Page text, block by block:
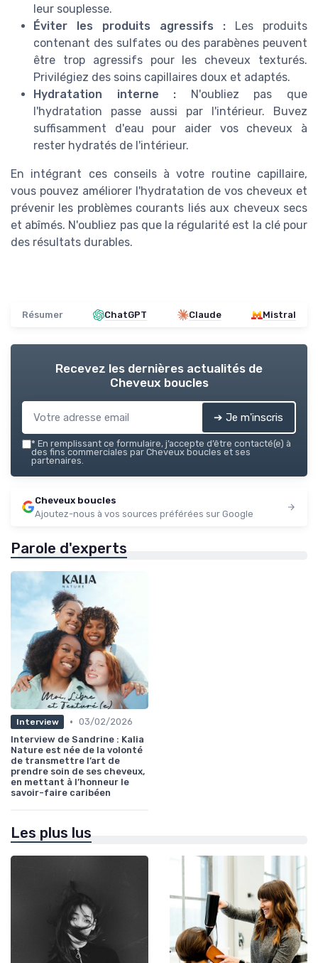
leur souplesse.
Éviter les produits agressifs : Les produits
contenant des sulfates ou des parabènes peuvent
être trop agressifs pour les cheveux texturés.
Privilégiez des soins capillaires doux et adaptés.
Hydratation interne : N'oubliez pas que
l'hydratation passe aussi par l'intérieur. Buvez
suffisamment d'eau pour aider vos cheveux à
rester hydratés de l'intérieur.
En intégrant ces conseils à votre routine capillaire,
vous pouvez améliorer l'hydratation de vos cheveux et
prévenir les problèmes courants liés aux cheveux secs
et abîmés. N'oubliez pas que la régularité est la clé pour
des résultats durables.
Résumer ChatGPT Claude Mistral
Recevez les dernières actualités de
Cheveux boucles
➔ Je m'inscris
* En remplissant ce formulaire, j’accepte d’être contacté(e) à
des fins commerciales par Cheveux boucles et ses
partenaires.
Cheveux boucles
Ajoutez-nous à vos sources préférées sur Google
Parole d'experts
Interview • 03/02/2026
Interview de Sandrine : Kalia
Nature est née de la volonté
de transmettre l’art de
prendre soin de ses cheveux,
en mettant à l’honneur le
savoir-faire caribéen
Les plus lus